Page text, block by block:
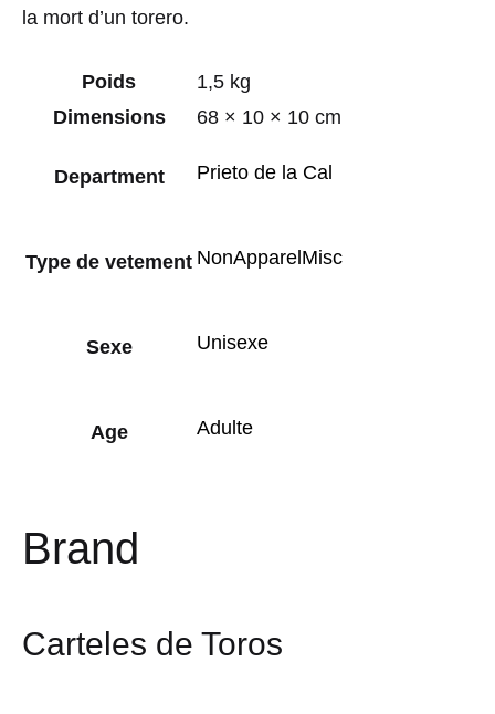
la mort d’un torero.
Poids
1,5 kg
Dimensions
68 × 10 × 10 cm
Department Prieto de la Cal
Type de vetement NonApparelMisc
Sexe Unisexe
Age Adulte
Brand
Carteles de Toros